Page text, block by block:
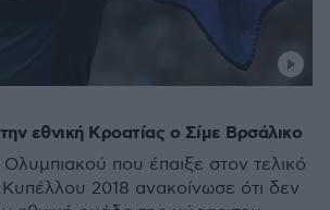
εθνική Κροατίας ο Σίμε Βρσάλικο
που έπαιξε στον τελικό
2018 ανακοίνωσε ότι δεν